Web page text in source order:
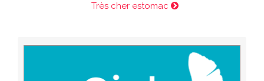
Très cher estomac